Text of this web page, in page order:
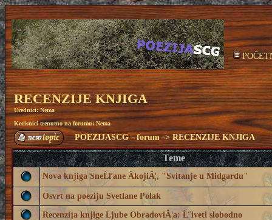
RECENZIJE KNJIGA
Urednici: Nema
Korisnici trenutno na forumu: Nema
POEZIJASCG - forum->RECENZIJE KNJIGA
Teme
Nova knjiga SneĹľane ĂkojiĂ¦, "Svitanje u Midgardu"
Osvrt na poeziju Svetlane Polak
Recenzija knjige Ljube ObradoviĂ¦a: Ĺ˝iveti slobodno